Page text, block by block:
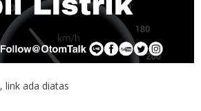
, link ada diatas